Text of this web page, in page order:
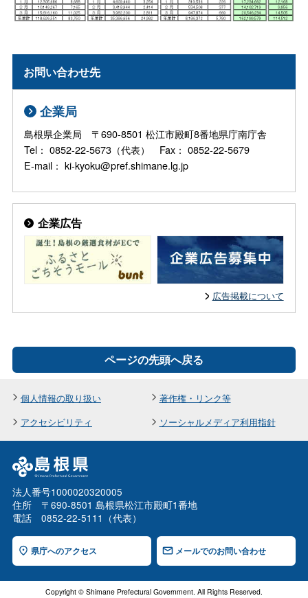
お問い合わせ先
企業局
島根県企業局 〒690-8501 松江市殿町8番地県庁南庁舎
Tel： 0852-22-5673（代表） Fax： 0852-22-5679
E-mail： ki-kyoku@pref.shimane.lg.jp
企業広告
広告掲載について
ページの先頭へ戻る
個人情報の取り扱い
著作権・リンク等
アクセシビリティ
ソーシャルメディア利用指針
法人番号1000020320005
住所 〒690-8501 島根県松江市殿町1番地
電話 0852-22-5111（代表）
県庁へのアクセス メールでのお問い合わせ
Copyright © Shimane Prefectural Government. All Rights Reserved.